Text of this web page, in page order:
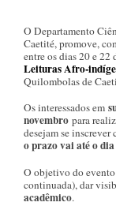
O Departamento
Caetité, promove,
entre os dias 20 e 22
Leituras Afro-
Quilombolas de
Os interessados em
novembro para
desejam se inscrever
o prazo vai até o
O objetivo do
continuada), dar
acadêmico.